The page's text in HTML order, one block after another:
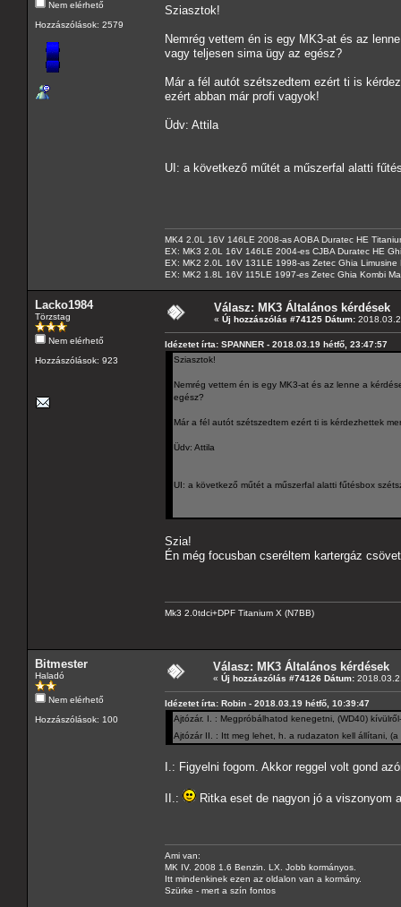
Nem elérhető
Hozzászólások: 2579
Sziasztok!
Nemrég vettem én is egy MK3-at és az
vagy teljesen sima ügy az egész?
Már a fél autót szétszedtem ezért ti is
ezért abban már profi vagyok!
Üdv: Attila
UI: a következő műtét a műszerfal alatti
MK4 2.0L 16V 146LE 2008-as AOBA Duratec HE
EX: MK3 2.0L 16V 146LE 2004-es CJBA Duratec HE
EX: MK2 2.0L 16V 131LE 1998-as Zetec Ghia Limusine
EX: MK2 1.8L 16V 115LE 1997-es Zetec Ghia Kombi
Lacko1984
Törzstag
Nem elérhető
Hozzászólások: 923
Válasz: MK3 Általános kérdések
« Új hozzászólás #74125 Dátum:
Idézetet írta: SPANNER - 2018.03.19 hétfő, 23:47:57
Sziasztok!
Nemrég vettem én is egy MK3-at és az lenne a
egész?
Már a fél autót szétszedtem ezért ti is kérdezhettek
Üdv: Attila
UI: a következő műtét a műszerfal alatti fűtésbox
Szia!
Én még focusban cseréltem kartergáz
Mk3 2.0tdci+DPF Titanium X (N7BB)
Bitmester
Haladó
Nem elérhető
Hozzászólások: 100
Válasz: MK3 Általános kérdések
« Új hozzászólás #74126 Dátum:
Idézetet írta: Robin - 2018.03.19 hétfő, 10:39:47
Ajtózár. I. : Megpróbálhatod kenegetni, (WD40)
Ajtózár II. : Itt meg lehet, h. a rudazaton kell állítani,
I.: Figyelni fogom. Akkor reggel volt gond
II.: Ritka eset de nagyon jó a
Ami van:
MK IV. 2008 1.6 Benzin. LX. Jobb kormányos.
Itt mindenkinek ezen az oldalon van a kormány.
Szürke - mert a szín fontos